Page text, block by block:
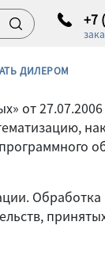
+7
ДИЛЕРОМ
от